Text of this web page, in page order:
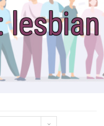
lesbian